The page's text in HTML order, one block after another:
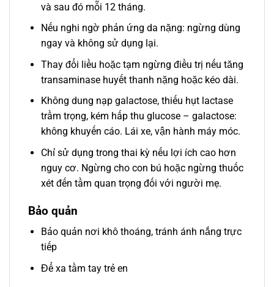
và sau đó mỗi 12 tháng.
Nếu nghi ngờ phản ứng da nặng: ngừng dùng
ngay và không sử dụng lại.
Thay đổi liều hoặc tạm ngừng điều trị nếu tăng
transaminase huyết thanh nặng hoặc kéo dài.
Không dung nạp galactose, thiếu hụt lactase
trầm trọng, kém hấp thu glucose – galactose:
không khuyến cáo. Lái xe, vận hành máy móc.
Chỉ sử dụng trong thai kỳ nếu lợi ích cao hơn
nguy cơ. Ngừng cho con bú hoặc ngừng thuốc
xét đến tầm quan trọng đối với người mẹ.
Bảo quản
Bảo quản nơi khô thoáng, tránh ánh nắng trực
tiếp
Để xa tầm tay trẻ en